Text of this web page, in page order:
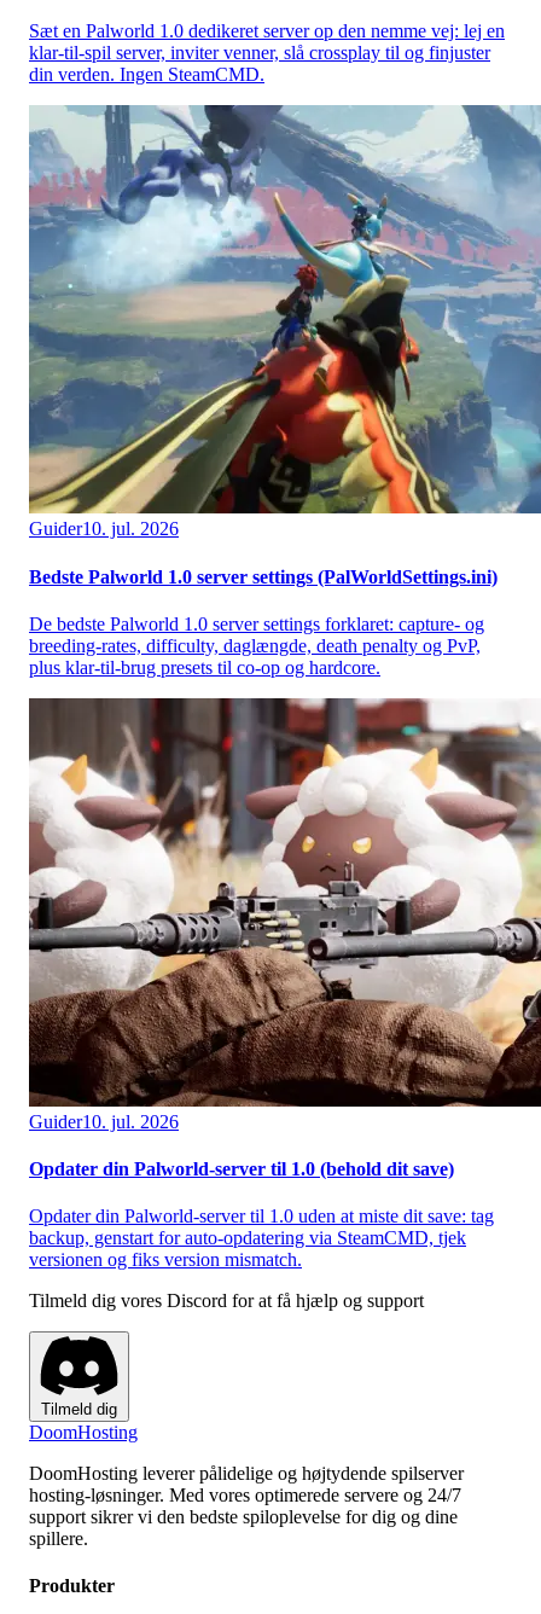
Sæt en Palworld 1.0 dedikeret server op den nemme vej: lej en
klar-til-spil server, inviter venner, slå crossplay til og finjuster
din verden. Ingen SteamCMD.
Guider10. jul. 2026
Bedste Palworld 1.0 server settings (PalWorldSettings.ini)
De bedste Palworld 1.0 server settings forklaret: capture- og
breeding-rates, difficulty, daglængde, death penalty og PvP,
plus klar-til-brug presets til co-op og hardcore.
Guider10. jul. 2026
Opdater din Palworld-server til 1.0 (behold dit save)
Opdater din Palworld-server til 1.0 uden at miste dit save: tag
backup, genstart for auto-opdatering via SteamCMD, tjek
versionen og fiks version mismatch.
Tilmeld dig vores Discord for at få hjælp og support
Tilmeld dig
DoomHosting
DoomHosting leverer pålidelige og højtydende spilserver
hosting-løsninger. Med vores optimerede servere og 24/7
support sikrer vi den bedste spiloplevelse for dig og dine
spillere.
Produkter